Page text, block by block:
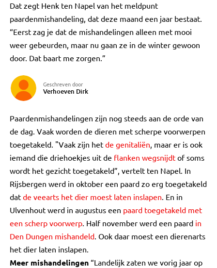
Dat zegt Henk ten Napel van het meldpunt
paardenmishandeling, dat deze maand een jaar bestaat.
“Eerst zag je dat de mishandelingen alleen met mooi
weer gebeurden, maar nu gaan ze in de winter gewoon
door. Dat baart me zorgen.”
Geschreven door
Verhoeven Dirk
Paardenmishandelingen zijn nog steeds aan de orde van
de dag. Vaak worden de dieren met scherpe voorwerpen
toegetakeld. "Vaak zijn het de genitaliën, maar er is ook
iemand die driehoekjes uit de flanken wegsnijdt of soms
wordt het gezicht toegetakeld”, vertelt ten Napel. In
Rijsbergen werd in oktober een paard zo erg toegetakeld
dat de veearts het dier moest laten inslapen. En in
Ulvenhout werd in augustus een paard toegetakeld met
een scherp voorwerp. Half november werd een paard in
Den Dungen mishandeld. Ook daar moest een dierenarts
het dier laten inslapen.
Meer mishandelingen “Landelijk zaten we vorig jaar op